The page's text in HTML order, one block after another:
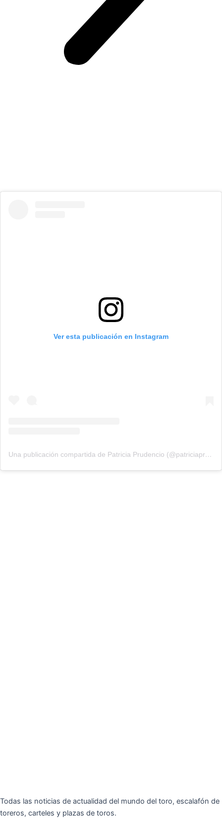
Ver esta publicación en Instagram
Una publicación compartida de Patricia Prudencio (@patriciaprudencio98)
Todas las noticias de actualidad del mundo del toro, escalafón de
toreros, carteles y plazas de toros.